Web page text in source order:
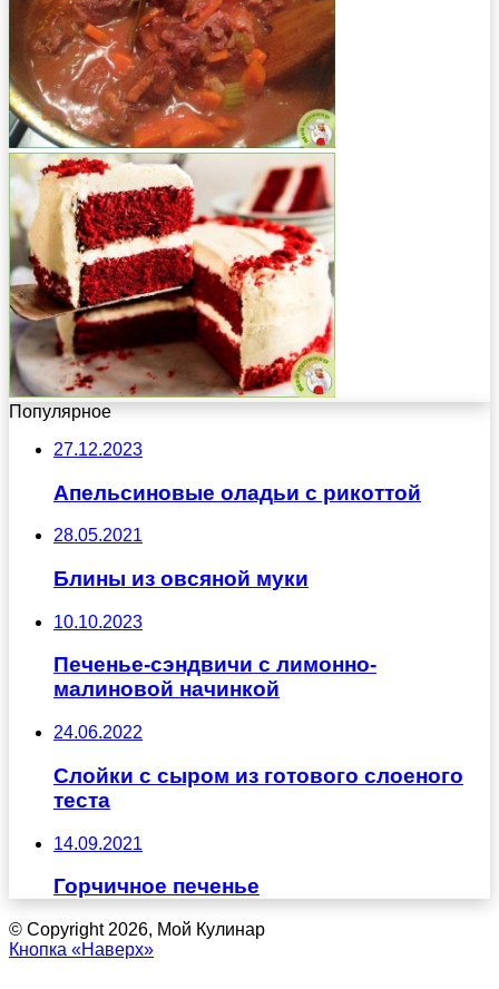
Популярное
27.12.2023
Апельсиновые оладьи с рикоттой
28.05.2021
Блины из овсяной муки
10.10.2023
Печенье-сэндвичи с лимонно-
малиновой начинкой
24.06.2022
Слойки с сыром из готового слоеного
теста
14.09.2021
Горчичное печенье
© Copyright 2026, Мой Кулинар
Кнопка «Наверх»